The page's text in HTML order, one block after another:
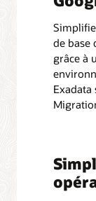
de base
grâce à